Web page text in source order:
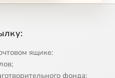
ящике:
фонда;